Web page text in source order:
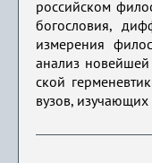
российском
богословия,
измерения
анализ
ской
вузов, изуча­ющих